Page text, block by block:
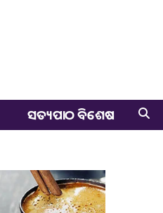
ସତ୍ୟପାଠ ବିଶେଷ